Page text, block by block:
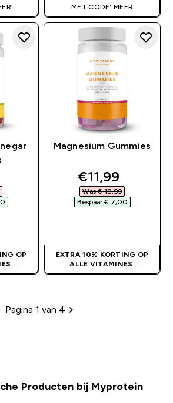
MET CODE: MEER
price
OP
Magnesium Gummies
discounted
€11,99‎
Was € 18,99‎
Bespaar € 7,00‎
EXTRA 10% KORTING OP
ALLE VITAMINES
GEEN CODE NODIG
Paginering
Pagina 1 van 4
Producten bij Myprotein